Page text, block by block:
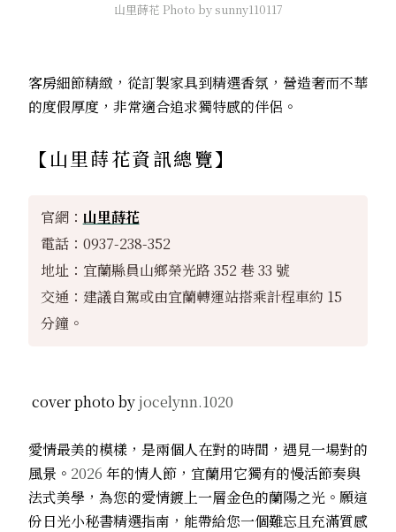
山里蒔花 Photo by sunny110117
客房細節精緻，從訂製家具到精選香氛，營造奢而不華
的度假厚度，非常適合追求獨特感的伴侶。
【山里蒔花資訊總覽】
官網： 山里蒔花
電話：0937-238-352
地址：宜蘭縣員山鄉榮光路 352 巷 33 號
交通：建議自駕或由宜蘭轉運站搭乘計程車約 15
分鐘。
cover photo byjocelynn.1020
愛情最美的模樣，是兩個人在對的時間，遇見一場對的
風景。 2026 年的情人節，宜蘭用它獨有的慢活節奏與
法式美學，為您的愛情鍍上一層金色的蘭陽之光。願這
份日光小秘書精選指南，能帶給您一個難忘且充滿質感